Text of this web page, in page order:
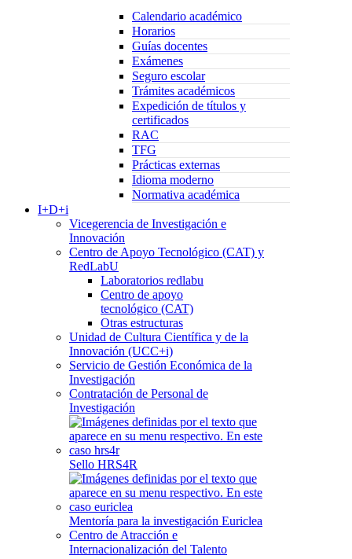
Calendario académico
Horarios
Guías docentes
Exámenes
Seguro escolar
Trámites académicos
Expedición de títulos y
certificados
RAC
TFG
Prácticas externas
Idioma moderno
Normativa académica
I+D+i
Vicegerencia de Investigación e
Innovación
Centro de Apoyo Tecnológico (CAT) y
RedLabU
Laboratorios redlabu
Centro de apoyo
tecnológico (CAT)
Otras estructuras
Unidad de Cultura Científica y de la
Innovación (UCC+i)
Servicio de Gestión Económica de la
Investigación
Contratación de Personal de
Investigación
Sello HRS4R
Mentoría para la investigación Euriclea
Centro de Atracción e
Internacionalización del Talento